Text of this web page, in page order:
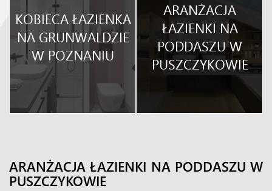
KOBIECA ŁAZIENKA
NA GRUNWALDZIE
W POZNANIU
ARANŻACJA
ŁAZIENKI NA
PODDASZU W
PUSZCZYKOWIE
ARANŻACJA ŁAZIENKI NA PODDASZU W
PUSZCZYKOWIE